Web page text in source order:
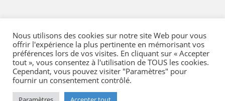
Mentions Légales-Conditions générales de vente
-Politique qualité- Moyens de paiement-
Nous utilisons des cookies sur notre site Web pour vous
offrir l'expérience la plus pertinente en mémorisant vos
préférences lors de vos visites. En cliquant sur « Accepter
tout », vous consentez à l'utilisation de TOUS les cookies.
Cependant, vous pouvez visiter "Paramètres" pour
fournir un consentement contrôlé.